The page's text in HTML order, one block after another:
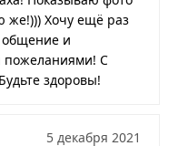
же!))) Хочу ещё раз
общение и
пожеланиями! С
здоровы!
5 декабря 2021